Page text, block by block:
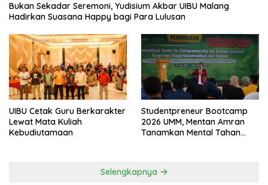
Bukan Sekadar Seremoni, Yudisium Akbar UIBU Malang
Hadirkan Suasana Happy bagi Para Lulusan
UIBU Cetak Guru Berkarakter
Lewat Mata Kuliah
Kebudiutamaan
Studentpreneur Bootcamp
2026 UMM, Mentan Amran
Tanamkan Mental Tahan
Selengkapnya